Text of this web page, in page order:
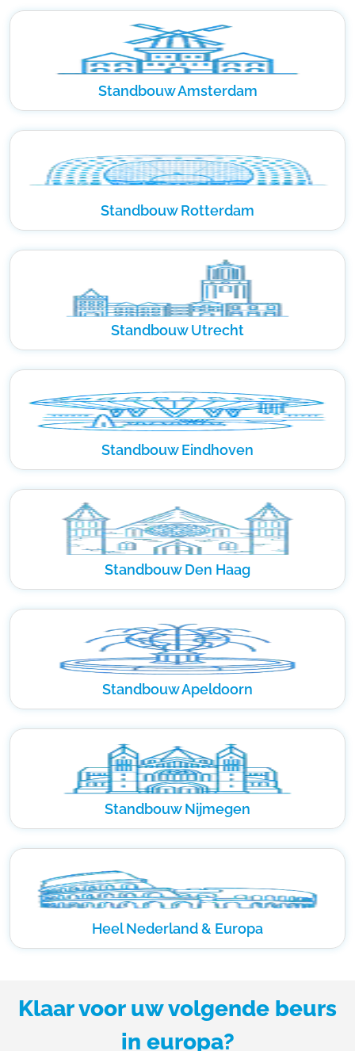
Standbouw Amsterdam
Standbouw Rotterdam
Standbouw Utrecht
Standbouw Eindhoven
Standbouw Den Haag
Standbouw Apeldoorn
Standbouw Nijmegen
Heel Nederland & Europa
Klaar voor uw volgende beurs
in europa?